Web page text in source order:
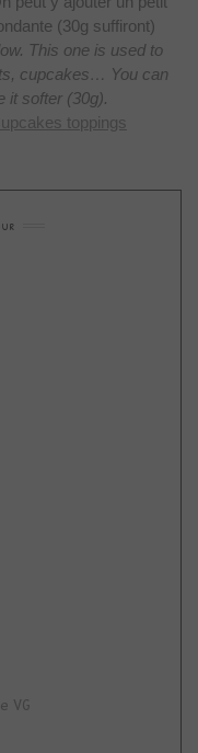
(30g suffiront)
This one is used to
cupcakes… You can
it softer (30g).
toppings
VG